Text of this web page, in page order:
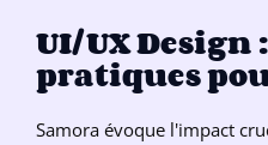
UI/UX Design
pratiques
Samora évoque l'impact